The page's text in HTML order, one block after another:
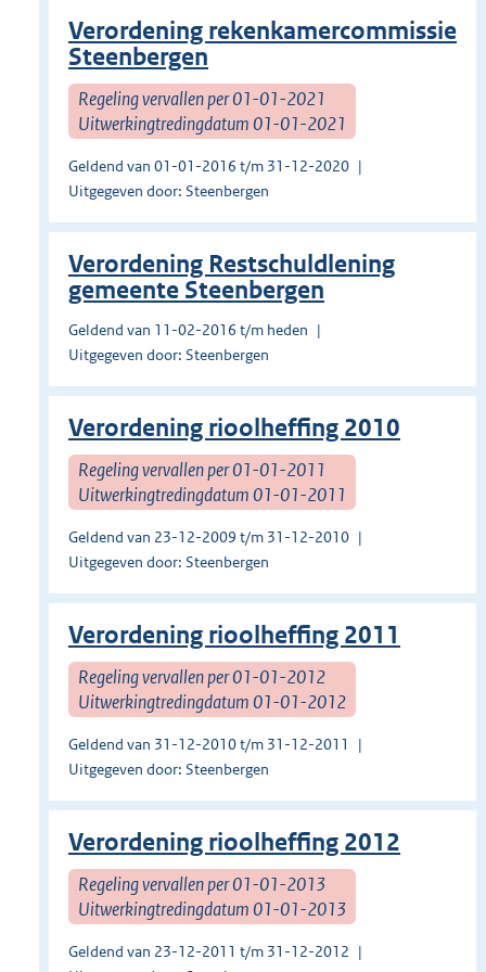
Verordening rekenkamercommissie
Steenbergen
Regeling vervallen per 01-01-2021
Uitwerkingtredingdatum 01-01-2021
Geldend van 01-01-2016 t/m 31-12-2020
Uitgegeven door: Steenbergen
Verordening Restschuldlening
gemeente Steenbergen
Geldend van 11-02-2016 t/m heden
Uitgegeven door: Steenbergen
Verordening rioolheffing 2010
Regeling vervallen per 01-01-2011
Uitwerkingtredingdatum 01-01-2011
Geldend van 23-12-2009 t/m 31-12-2010
Uitgegeven door: Steenbergen
Verordening rioolheffing 2011
Regeling vervallen per 01-01-2012
Uitwerkingtredingdatum 01-01-2012
Geldend van 31-12-2010 t/m 31-12-2011
Uitgegeven door: Steenbergen
Verordening rioolheffing 2012
Regeling vervallen per 01-01-2013
Uitwerkingtredingdatum 01-01-2013
Geldend van 23-12-2011 t/m 31-12-2012